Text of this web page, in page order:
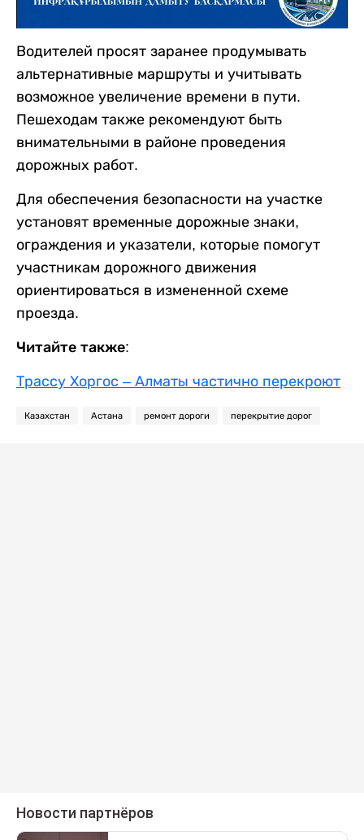
Водителей просят заранее продумывать
альтернативные маршруты и учитывать
возможное увеличение времени в пути.
Пешеходам также рекомендуют быть
внимательными в районе проведения
дорожных работ.
Для обеспечения безопасности на участке
установят временные дорожные знаки,
ограждения и указатели, которые помогут
участникам дорожного движения
ориентироваться в измененной схеме
проезда.
Читайте также:
Трассу Хоргос – Алматы частично перекроют
Казахстан Астана ремонт дороги перекрытие дорог